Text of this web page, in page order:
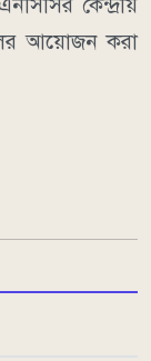
কেন্দ্রীয়
আয়োজন করা